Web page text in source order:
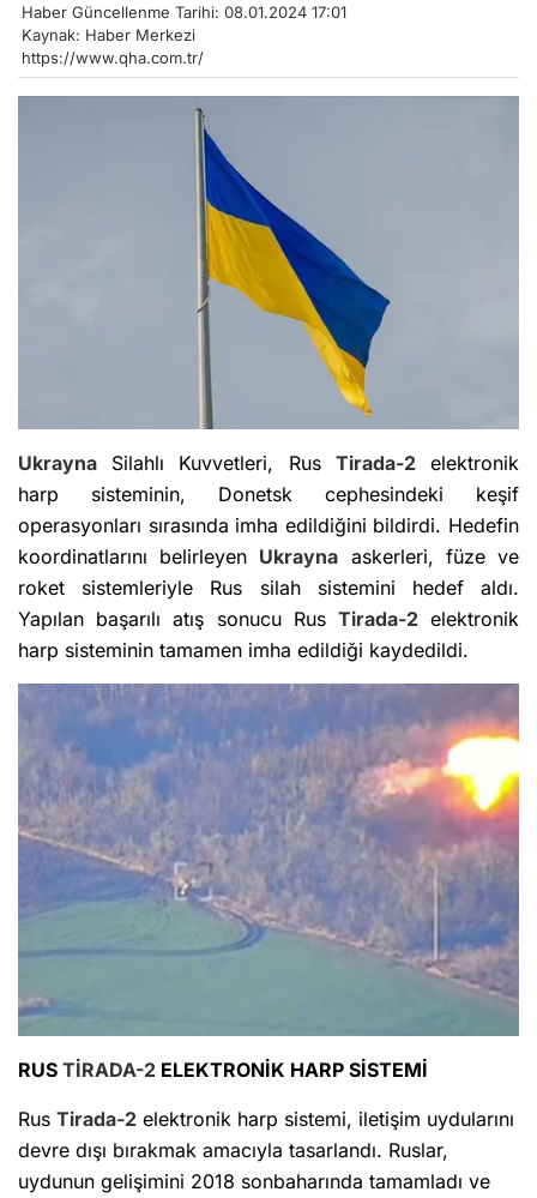
Haber Güncellenme Tarihi: 08.01.2024 17:01
Kaynak: Haber Merkezi
https://www.qha.com.tr/
Ukrayna Silahlı Kuvvetleri, Rus Tirada-2elektronik
harp sisteminin, Donetsk cephesindeki keşif
operasyonları sırasında imha edildiğini bildirdi. Hedefin
koordinatlarını belirleyen Ukrayna askerleri, füze ve
roket sistemleriyle Rus silah sistemini hedef aldı.
Yapılan başarılı atış sonucu Rus Tirada-2elektronik
harp sisteminin tamamen imha edildiği kaydedildi.
RUS TİRADA-2 ELEKTRONİK HARP SİSTEMİ
Rus Tirada-2 elektronik harp sistemi, iletişim uydularını
devre dışı bırakmak amacıyla tasarlandı. Ruslar,
uydunun gelişimini 2018 sonbaharında tamamladı ve